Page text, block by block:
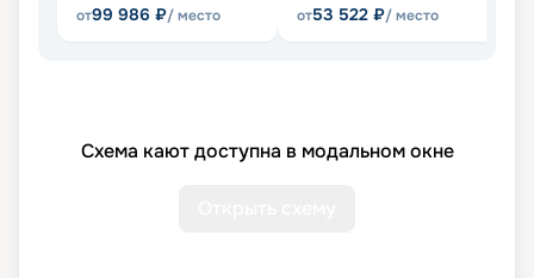
от99 986 ₽/ место
от53 522 ₽/ место
Схема кают доступна в модальном окне